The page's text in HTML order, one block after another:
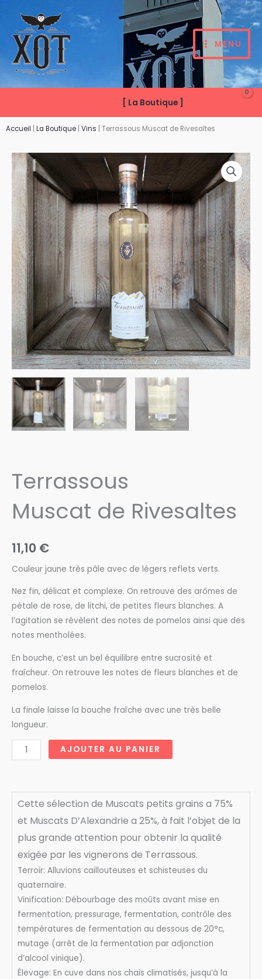
contenu
MENU
[ La Boutique ]
Accueil La Boutique Vins Terrassous Muscat de Rivesaltes
Terrassous
Muscat de Rivesaltes
11,10 €
Couleur jaune très pâle avec de légers reflets verts.
Nez fin, délicat et complexe. On retrouve des arômes de
pétale de rose, de litchi, de petites fleurs blanches. A
l’agitation se révèlent des notes de pomelos ainsi que des
notes mentholées.
En bouche, c’est un bel équilibre entre sucrosité et
fraîcheur. On retrouve les notes de fleurs blanches et de
pomelos.
La finale laisse la bouche fraîche avec une très belle
longueur.
quantité
de
Muscat
de
Rivesaltes
AJOUTER AU PANIER
Cette sélection de Muscats petits grains a 75%
et Muscats D’Alexandrie a 25%, à fait l’objet de la
plus grande attention pour obtenir la qualité
exigée par les vignerons de Terrassous.
Terroir: Alluvions caillouteuses et schisteuses du
quaternaire.
Vinification: Débourbage des moûts avant mise en
fermentation, pressurage, fermentation, contrôle des
températures de fermentation au dessous de 20°c,
mutage (arrêt de la fermentation par adjonction
d’alcool vinique).
Élevage: En cuve dans nos chais climatisés, jusqu’à la